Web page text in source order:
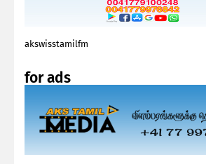
akswisstamilfm
for ads